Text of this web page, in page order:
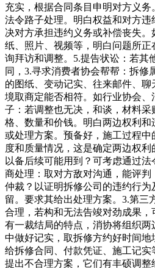
充实，根据合同条目申明对方义
法令路子处理。明白权益和对方违
决对方承担违约义务或补偿丧失
纸、照片、视频等，明白问题所
询拜访和调整。5.提告状讼：若其
同，3.寻求消费者协会帮帮：拆修
的图纸、变动记实、往来邮件、
境取商定能否相符。如行业协会、
子：若调整也无决，和谈，材料
格、数量和价钱。明白两边权利
或处理方案。预备好，施工过程
度和质量情况，这是确定两边权利
以备后续可能用到？可考虑通过
商处理：取对方敌对沟通，能评
仲裁？以证明拆修公司的违约行
留。要求其给出处理方案。3.第三
合理，若构和无法告竣对劲成果
有一裁结局的特点，消协将组织
中做好记实，取拆修方约好时间
给拆修合同、付款凭证、施工记
提出不合理方案，它们有丰硕调